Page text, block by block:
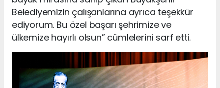
Belediyemizin çalışanlarına ayrıca teşekkür
ediyorum. Bu özel başarı şehrimize ve
ülkemize hayırlı olsun” cümlelerini sarf etti.